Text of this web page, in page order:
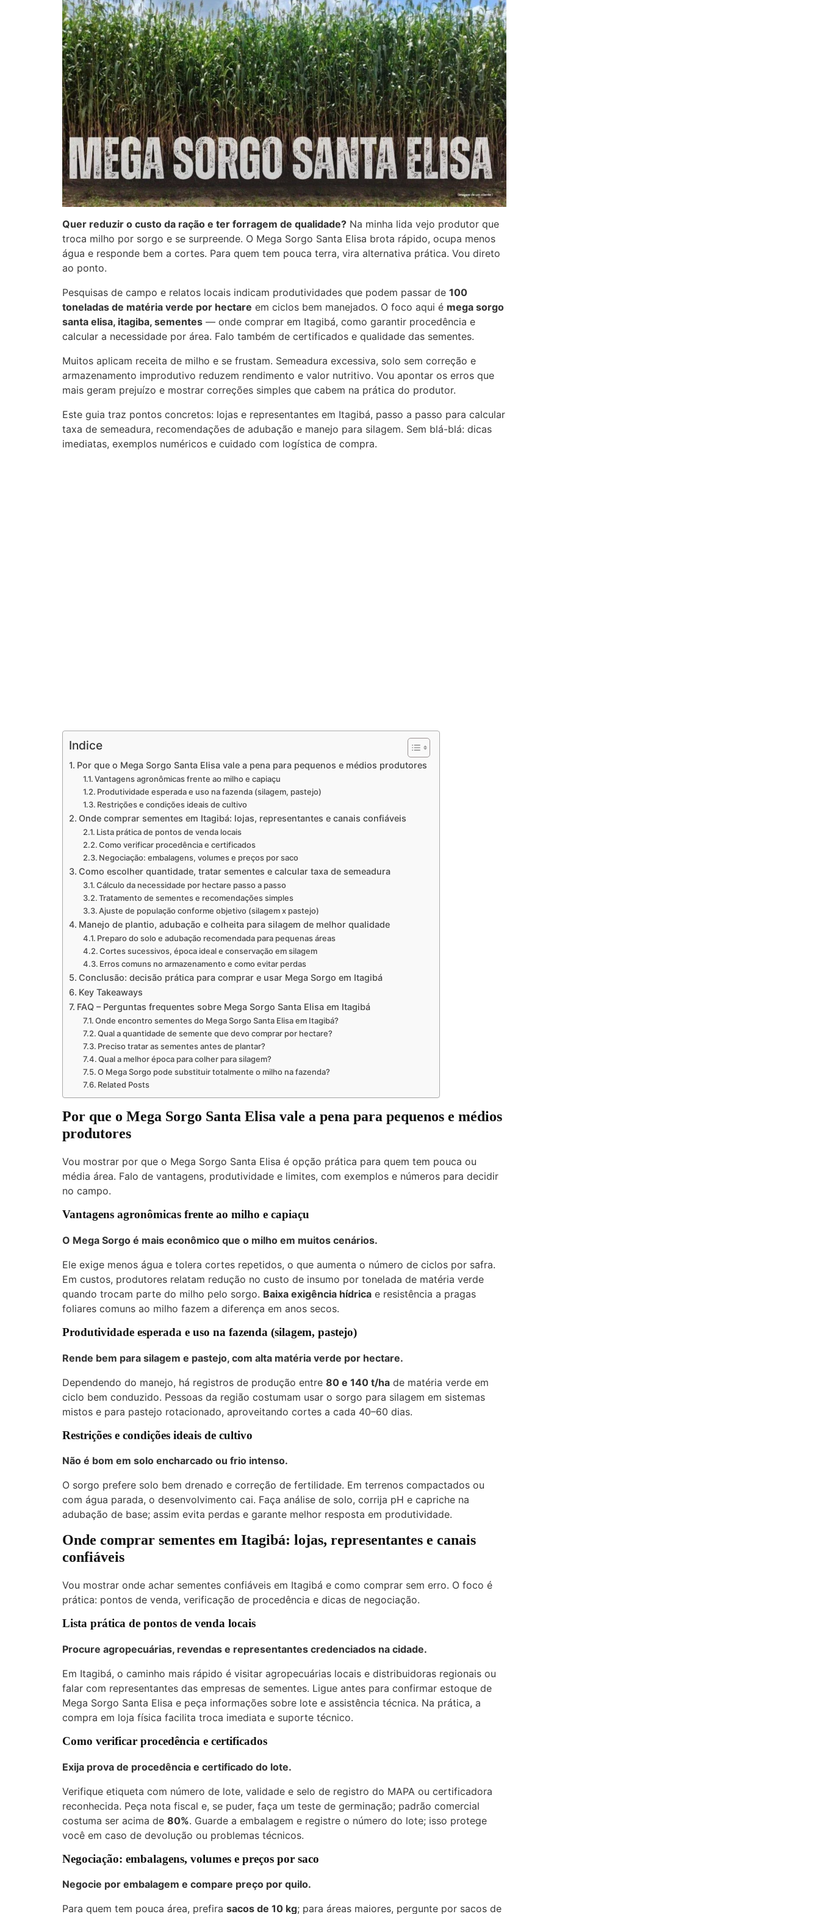
Quer reduzir o custo da ração e ter forragem de qualidade? Na minha lida vejo produtor que
troca milho por sorgo e se surpreende. O Mega Sorgo Santa Elisa brota rápido, ocupa menos
água e responde bem a cortes. Para quem tem pouca terra, vira alternativa prática. Vou direto
ao ponto.
Pesquisas de campo e relatos locais indicam produtividades que podem passar de 100
toneladas de matéria verde por hectare em ciclos bem manejados. O foco aqui é mega sorgo
santa elisa, itagiba, sementes — onde comprar em Itagibá, como garantir procedência e
calcular a necessidade por área. Falo também de certificados e qualidade das sementes.
Muitos aplicam receita de milho e se frustam. Semeadura excessiva, solo sem correção e
armazenamento improdutivo reduzem rendimento e valor nutritivo. Vou apontar os erros que
mais geram prejuízo e mostrar correções simples que cabem na prática do produtor.
Este guia traz pontos concretos: lojas e representantes em Itagibá, passo a passo para calcular
taxa de semeadura, recomendações de adubação e manejo para silagem. Sem blá-blá: dicas
imediatas, exemplos numéricos e cuidado com logística de compra.
Indice
Por que o Mega Sorgo Santa Elisa vale a pena para pequenos e médios produtores
Vantagens agronômicas frente ao milho e capiaçu
Produtividade esperada e uso na fazenda (silagem, pastejo)
Restrições e condições ideais de cultivo
Onde comprar sementes em Itagibá: lojas, representantes e canais confiáveis
Lista prática de pontos de venda locais
Como verificar procedência e certificados
Negociação: embalagens, volumes e preços por saco
Como escolher quantidade, tratar sementes e calcular taxa de semeadura
Cálculo da necessidade por hectare passo a passo
Tratamento de sementes e recomendações simples
Ajuste de população conforme objetivo (silagem x pastejo)
Manejo de plantio, adubação e colheita para silagem de melhor qualidade
Preparo do solo e adubação recomendada para pequenas áreas
Cortes sucessivos, época ideal e conservação em silagem
Erros comuns no armazenamento e como evitar perdas
Conclusão: decisão prática para comprar e usar Mega Sorgo em Itagibá
Key Takeaways
FAQ – Perguntas frequentes sobre Mega Sorgo Santa Elisa em Itagibá
Onde encontro sementes do Mega Sorgo Santa Elisa em Itagibá?
Qual a quantidade de semente que devo comprar por hectare?
Preciso tratar as sementes antes de plantar?
Qual a melhor época para colher para silagem?
O Mega Sorgo pode substituir totalmente o milho na fazenda?
Related Posts
Por que o Mega Sorgo Santa Elisa vale a pena para pequenos e médios
produtores
Vou mostrar por que o Mega Sorgo Santa Elisa é opção prática para quem tem pouca ou
média área. Falo de vantagens, produtividade e limites, com exemplos e números para decidir
no campo.
Vantagens agronômicas frente ao milho e capiaçu
O Mega Sorgo é mais econômico que o milho em muitos cenários.
Ele exige menos água e tolera cortes repetidos, o que aumenta o número de ciclos por safra.
Em custos, produtores relatam redução no custo de insumo por tonelada de matéria verde
quando trocam parte do milho pelo sorgo. Baixa exigência hídrica e resistência a pragas
foliares comuns ao milho fazem a diferença em anos secos.
Produtividade esperada e uso na fazenda (silagem, pastejo)
Rende bem para silagem e pastejo, com alta matéria verde por hectare.
Dependendo do manejo, há registros de produção entre 80 e 140 t/ha de matéria verde em
ciclo bem conduzido. Pessoas da região costumam usar o sorgo para silagem em sistemas
mistos e para pastejo rotacionado, aproveitando cortes a cada 40–60 dias.
Restrições e condições ideais de cultivo
Não é bom em solo encharcado ou frio intenso.
O sorgo prefere solo bem drenado e correção de fertilidade. Em terrenos compactados ou
com água parada, o desenvolvimento cai. Faça análise de solo, corrija pH e capriche na
adubação de base; assim evita perdas e garante melhor resposta em produtividade.
Onde comprar sementes em Itagibá: lojas, representantes e canais
confiáveis
Vou mostrar onde achar sementes confiáveis em Itagibá e como comprar sem erro. O foco é
prática: pontos de venda, verificação de procedência e dicas de negociação.
Lista prática de pontos de venda locais
Procure agropecuárias, revendas e representantes credenciados na cidade.
Em Itagibá, o caminho mais rápido é visitar agropecuárias locais e distribuidoras regionais ou
falar com representantes das empresas de sementes. Ligue antes para confirmar estoque de
Mega Sorgo Santa Elisa e peça informações sobre lote e assistência técnica. Na prática, a
compra em loja física facilita troca imediata e suporte técnico.
Como verificar procedência e certificados
Exija prova de procedência e certificado do lote.
Verifique etiqueta com número de lote, validade e selo de registro do MAPA ou certificadora
reconhecida. Peça nota fiscal e, se puder, faça um teste de germinação; padrão comercial
costuma ser acima de 80%. Guarde a embalagem e registre o número do lote; isso protege
você em caso de devolução ou problemas técnicos.
Negociação: embalagens, volumes e preços por saco
Negocie por embalagem e compare preço por quilo.
Para quem tem pouca área, prefira sacos de 10 kg; para áreas maiores, pergunte por sacos de